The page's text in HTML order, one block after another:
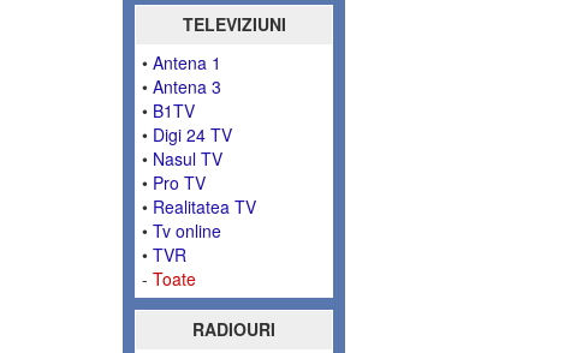
TELEVIZIUNI
• Antena 1
• Antena 3
• B1TV
• Digi 24 TV
• Nasul TV
• Pro TV
• Realitatea TV
• Tv online
• TVR
- Toate
RADIOURI